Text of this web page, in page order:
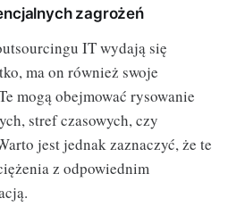
zagrożeń
IT wydają się
ma on również swoje
mogą obejmować rysowanie
stref czasowych, czy
jest jednak zaznaczyć, że te
z odpowiednim